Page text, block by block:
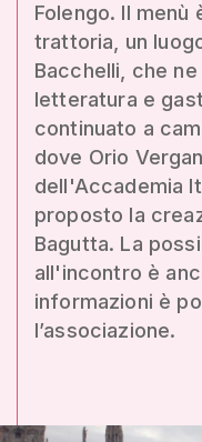
Folengo. Il
trattoria, un
Bacchelli, che
letteratura e
continuato a
dove Orio
dell'Accademia
proposto la
Bagutta. La
all'incontro è
informazioni è
l’associazione.